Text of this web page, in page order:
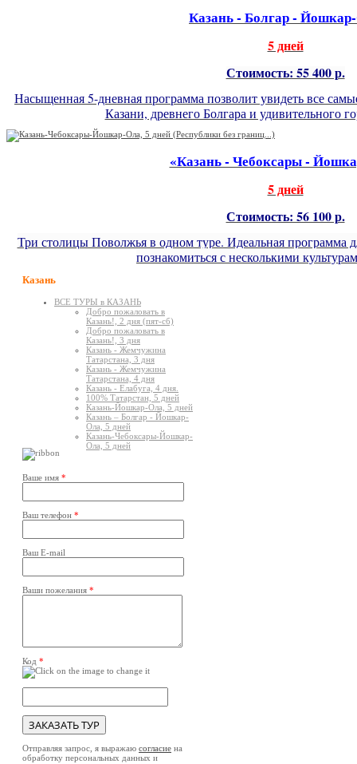
Казань - Болгар -
5 дней
Стоимость: 55 400 р.
Насыщенная 5-дневная программа позволит увидеть все
Казани, древнего Болгара и удивительного
«Казань - Чебоксары -
5 дней
Стоимость: 56 100 р.
Три столицы Поволжья в одном туре. Идеальная программа
познакомиться с несколькими
Казань
ВСЕ ТУРЫ в КАЗАНЬ
Добро пожаловать в
Казань!, 2 дня (пят-сб)
Добро пожаловать в
Казань!, 3 дня
Казань - Жемчужина
Татарстана, 3 дня
Казань - Жемчужина
Татарстана, 4 дня
Казань - Елабуга, 4 дня.
100% Татарстан, 5 дней
Казань-Йошкар-Ола, 5 дней
Казань – Болгар - Йошкар-
Ола, 5 дней
Казань-Чебоксары-Йошкар-
Ола, 5 дней
Ваше имя *
Ваш телефон *
Ваш E-mail
Ваши пожелания *
Код *
Отправляя запрос, я выражаю согласие на
обработку персональных данных и